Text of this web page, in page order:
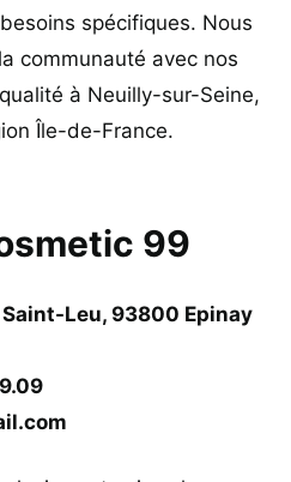
spécifiques. Nous
communauté avec nos
à Neuilly-sur-Seine,
Île-de-France.
99
Leu, 93800 Epinay